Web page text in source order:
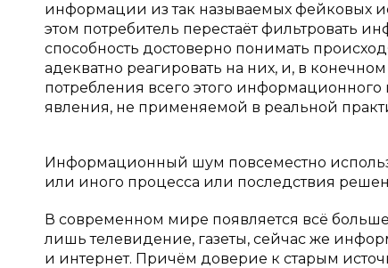
информации из так называемых фейковых
этом потребитель перестаёт фильтровать
способность достоверно понимать
адекватно реагировать на них, и, в
потребления всего этого
явления, не применяемой в реальной
Информационный шум повсеместно
или иного процесса или последствия
В современном мире появляется всё
лишь телевидение, газеты, сейчас же
и интернет. Причём доверие к старым